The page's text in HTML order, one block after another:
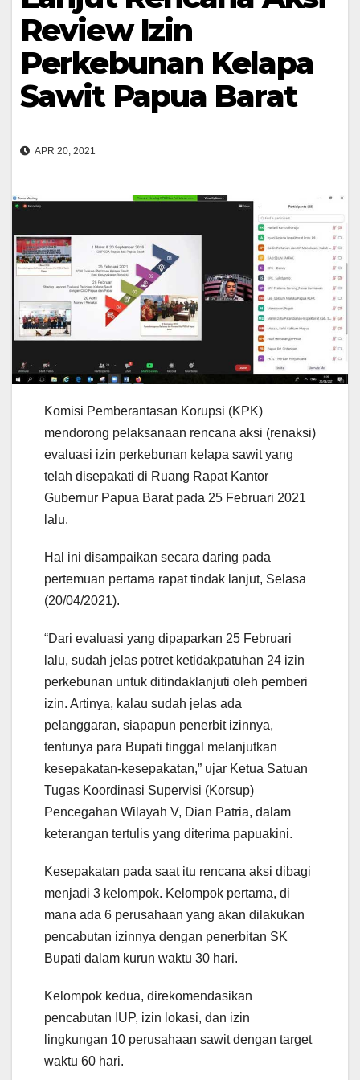
Review Izin
Perkebunan Kelapa
Sawit Papua Barat
APR 20, 2021
Komisi Pemberantasan Korupsi (KPK)
mendorong pelaksanaan rencana aksi (renaksi)
evaluasi izin perkebunan kelapa sawit yang
telah disepakati di Ruang Rapat Kantor
Gubernur Papua Barat pada 25 Februari 2021
lalu.
Hal ini disampaikan secara daring pada
pertemuan pertama rapat tindak lanjut, Selasa
(20/04/2021).
“Dari evaluasi yang dipaparkan 25 Februari
lalu, sudah jelas potret ketidakpatuhan 24 izin
perkebunan untuk ditindaklanjuti oleh pemberi
izin. Artinya, kalau sudah jelas ada
pelanggaran, siapapun penerbit izinnya,
tentunya para Bupati tinggal melanjutkan
kesepakatan-kesepakatan,” ujar Ketua Satuan
Tugas Koordinasi Supervisi (Korsup)
Pencegahan Wilayah V, Dian Patria, dalam
keterangan tertulis yang diterima papuakini.
Kesepakatan pada saat itu rencana aksi dibagi
menjadi 3 kelompok. Kelompok pertama, di
mana ada 6 perusahaan yang akan dilakukan
pencabutan izinnya dengan penerbitan SK
Bupati dalam kurun waktu 30 hari.
Kelompok kedua, direkomendasikan
pencabutan IUP, izin lokasi, dan izin
lingkungan 10 perusahaan sawit dengan target
waktu 60 hari.